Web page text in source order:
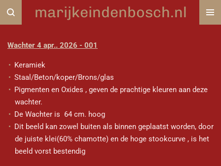
Ga
direct
de
hoofdinhoud
marijkeindenbosch.nl
Wachter 4 apr.. 2026 - 001
Keramiek
Staal/Beton/koper/Brons/glas
Pigmenten en Oxides , geven de prachtige kleuren aan deze
wachter.
De Wachter is 64 cm. hoog
Dit beeld kan zowel buiten als binnen geplaatst worden, door
de juiste klei(60% chamotte) en de hoge stookcurve , is het
beeld vorst bestendig